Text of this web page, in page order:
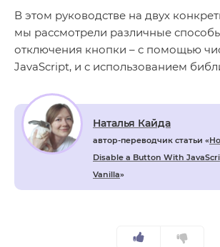
В этом руководстве на двух
мы рассмотрели различные
отключения кнопки – с помощью
JavaScript, и с использованием
Наталья Кайда
автор-переводчик статьи «
Disable a Button With
Vanilla»